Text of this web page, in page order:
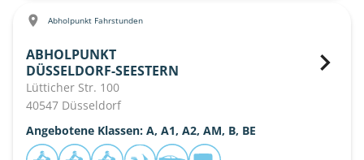
Abholpunkt Fahrstunden
ABHOLPUNKT
DÜSSELDORF-SEESTERN
Lütticher Str. 100
40547 Düsseldorf
Angebotene Klassen: A, A1, A2, AM, B, BE